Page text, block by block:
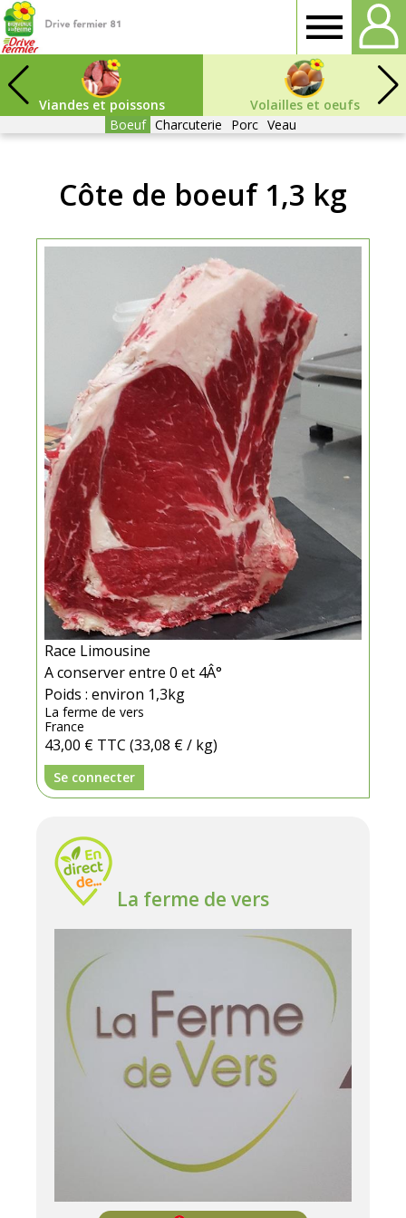
Tarn
Viandes et poissons
Volailles et oeufs
Boeuf Charcuterie Porc Veau
Côte de boeuf 1,3 kg
Race Limousine
A conserver entre 0 et 4Â°
Poids : environ 1,3kg
La ferme de vers
France
43,00 € TTC (33,08 € / kg)
Se connecter
La ferme de vers